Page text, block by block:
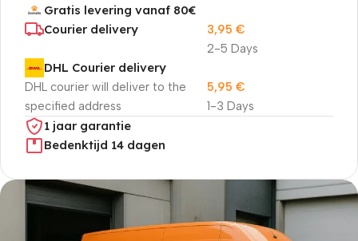
Gratis levering vanaf 80€
Courier delivery
2-5 Days
3,95 €
DHL Courier delivery
DHL courier will deliver to the
specified address
1-3 Days
5,95 €
1 jaar garantie
Bedenktijd 14 dagen